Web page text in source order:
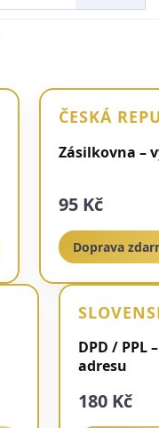
ČESKÁ
Zásilkovna –
95 Kč
Doprava
DPD / PPL
adresu
180 Kč